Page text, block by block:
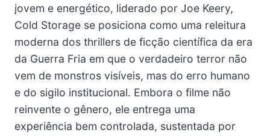
jovem e energético, liderado por Joe Keery,
Cold Storage se posiciona como uma releitura
moderna dos thrillers de ficção científica da era
da Guerra Fria em que o verdadeiro terror não
vem de monstros visíveis, mas do erro humano
e do sigilo institucional. Embora o filme não
reinvente o gênero, ele entrega uma
experiência bem controlada, sustentada por